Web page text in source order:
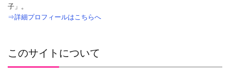
子」。
⇒詳細プロフィールはこちらへ
このサイトについて